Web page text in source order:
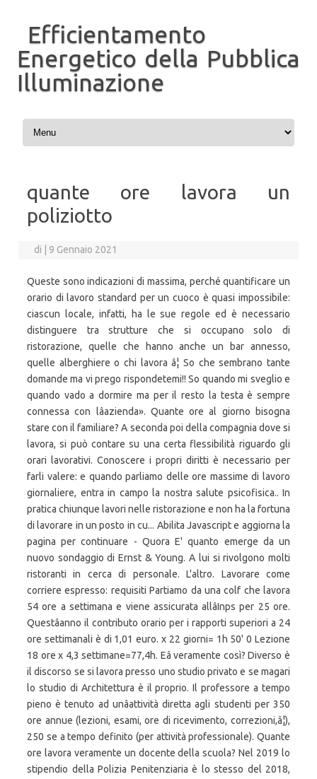
Efficientamento
Energetico della Pubblica
Illuminazione
Vai al contenuto
quante ore lavora un
poliziotto
di 9 Gennaio 2021
Queste sono indicazioni di massima, perché quantificare un
orario di lavoro standard per un cuoco è quasi impossibile:
ciascun locale, infatti, ha le sue regole ed è necessario
distinguere tra strutture che si occupano solo di
ristorazione, quelle che hanno anche un bar annesso,
quelle alberghiere o chi lavora â¦ So che sembrano tante
domande ma vi prego rispondetemi!! So quando mi sveglio e
quando vado a dormire ma per il resto la testa è sempre
connessa con lâazienda». Quante ore al giorno bisogna
stare con il familiare? A seconda poi della compagnia dove si
lavora, si può contare su una certa flessibilità riguardo gli
orari lavorativi. Conoscere i propri diritti è necessario per
farli valere: e quando parliamo delle ore massime di lavoro
giornaliere, entra in campo la nostra salute psicofisica.. In
pratica chiunque lavori nelle ristorazione e non ha la fortuna
di lavorare in un posto in cu... Abilita Javascript e aggiorna la
pagina per continuare - Quora E' quanto emerge da un
nuovo sondaggio di Ernst & Young. A lui si rivolgono molti
ristoranti in cerca di personale. L'altro. Lavorare come
corriere espresso: requisiti Partiamo da una colf che lavora
54 ore a settimana e viene assicurata allâInps per 25 ore.
Questâanno il contributo orario per i rapporti superiori a 24
ore settimanali è di 1,01 euro. x 22 giorni= 1h 50' 0 Lezione
18 ore x 4,3 settimane=77,4h. Eâ veramente così? Diverso è
il discorso se si lavora presso uno studio privato e se magari
lo studio di Architettura è il proprio. Il professore a tempo
pieno è tenuto ad unâattività diretta agli studenti per 350
ore annue (lezioni, esami, ore di ricevimento, correzioni,â¦),
250 se a tempo definito (per attività professionale). Quante
ore lavora veramente un docente della scuola? Nel 2019 lo
stipendio della Polizia Penitenziaria è lo stesso del 2018,